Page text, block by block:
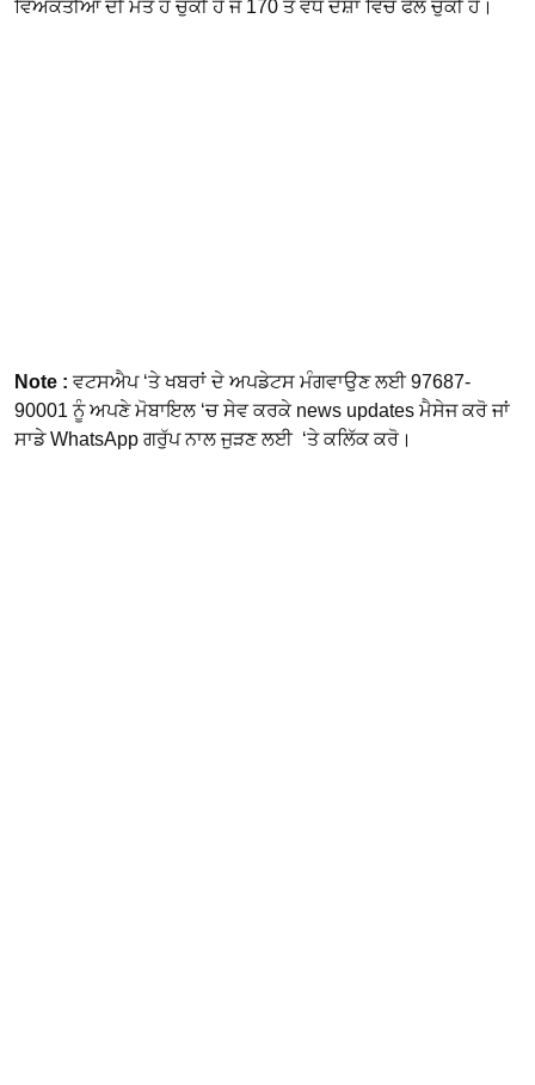
ਵਿਅਕਤੀਆਂ ਦੀ ਮੌਤ ਹੋ ਚੁੱਕੀ ਹੈ ਜੋ 170 ਤੋਂ ਵੱਧ ਦੇਸ਼ਾਂ ਵਿੱਚ ਫੈਲ ਚੁੱਕੀ ਹੈ।
Note : ਵਟਸਐਪ ‘ਤੇ ਖਬਰਾਂ ਦੇ ਅਪਡੇਟਸ ਮੰਗਵਾਉਣ ਲਈ 97687-
90001 ਨੂੰ ਅਪਣੇ ਮੋਬਾਇਲ ‘ਚ ਸੇਵ ਕਰਕੇ news updates ਮੈਸੇਜ ਕਰੋ ਜਾਂ
ਸਾਡੇ WhatsApp ਗਰੁੱਪ ਨਾਲ ਜੁੜਣ ਲਈ ‘ਤੇ ਕਲਿੱਕ ਕਰੋ।